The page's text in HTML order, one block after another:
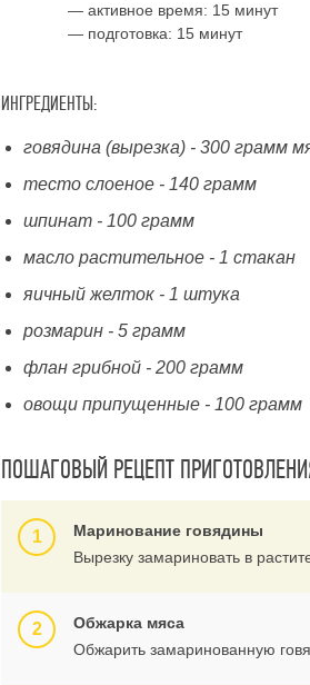
— активное время: 15 минут
— подготовка: 15 минут
ИНГРЕДИЕНТЫ:
говядина (вырезка) - 300 грамм
тесто слоеное - 140 грамм
шпинат - 100 грамм
масло растительное - 1 стакан
яичный желток - 1 штука
розмарин - 5 грамм
флан грибной - 200 грамм
овощи припущенные - 100 грамм
ПОШАГОВЫЙ РЕЦЕПТ
Маринование говядины
Вырезку замариновать в
Обжарка мяса
Обжарить замаринованную